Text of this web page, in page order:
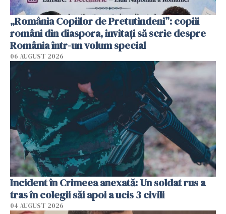
„România Copiilor de Pretutindeni”: copiii
români din diaspora, invitați să scrie despre
România într-un volum special
06 AUGUST 2026
Incident în Crimeea anexată: Un soldat rus a
tras în colegii săi apoi a ucis 3 civili
04 AUGUST 2026